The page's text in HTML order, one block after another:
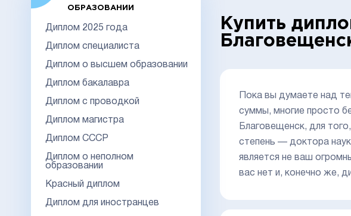
ОБРАЗОВАНИИ
Диплом 2025 года
Диплом специалиста
Диплом о высшем образовании
Диплом бакалавра
Диплом с проводкой
Диплом магистра
Диплом СССР
Диплом о неполном
образовании
Красный диплом
Диплом для иностранцев
Купить
Пока вы думаете над
суммы, многие просто
Благовещенск, для
степень — доктора
является не ваш
вас нет и, конечно же,